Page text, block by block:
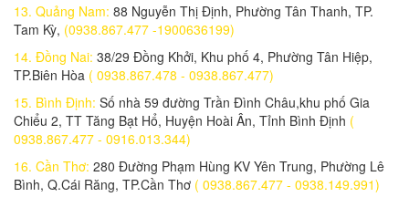
Lắp đặt trọn bộ 1 Camera IP Wifi 2.0MP IPC-A22EP-IMOU
1,050,000 đ
950,000 đ
Lắp đặt trọn bộ 1 Camera IP 2.0 Megapixel KBVISION KBONE KN-
B21F
1,400,000 đ
13. Quảng Nam: 88 Nguyễn Thị Định, Phường Tân Thanh, TP.
Tam Kỳ, (0938.867.477 -1900636199)
14. Đồng Nai: 38/29 Đồng Khởi, Khu phố 4, Phường Tân Hiệp,
TP.Biên Hòa ( 0938.867.478 - 0938.867.477)
15. Bình Định: Số nhà 59 đường Trần Đình Châu,khu phố Gia
Chiểu 2, TT Tăng Bạt Hổ, Huyện Hoài Ân, Tỉnh Bình Định (
0938.867.477 - 0916.013.344)
16. Cần Thơ: 280 Đường Phạm Hùng KV Yên Trung, Phường Lê
Bình, Q.Cái Răng, TP.Cần Thơ ( 0938.867.477 - 0938.149.991)